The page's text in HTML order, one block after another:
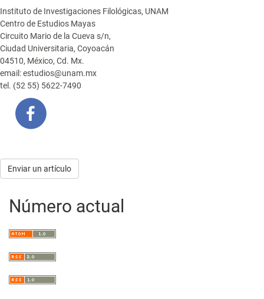
Instituto de Investigaciones Filológicas, UNAM
Centro de Estudios Mayas
Circuito Mario de la Cueva s/n,
Ciudad Universitaria, Coyoacán
04510, México, Cd. Mx.
email: estudios@unam.mx
tel. (52 55) 5622-7490
Enviar
artículo
Enviar un artículo
Número actual